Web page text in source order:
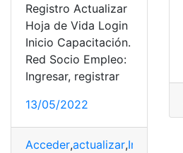
Registro Actualizar
Hoja de Vida Login
Inicio Capacitación.
Red Socio Empleo:
Ingresar, registrar
13/05/2022
Acceder,actualizar,Ingresar